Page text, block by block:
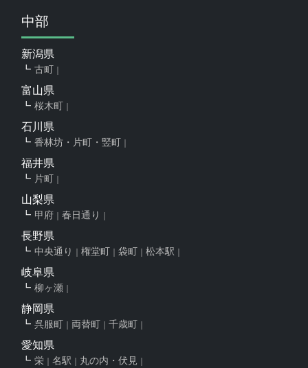
中部
新潟県
古町
富山県
桜木町
石川県
香林坊・片町・竪町
福井県
片町
山梨県
甲府 春日通り
長野県
中央通り 権堂町 袋町 松本駅
岐阜県
柳ヶ瀬
静岡県
呉服町 両替町 千歳町
愛知県
栄 名駅 丸の内・伏見